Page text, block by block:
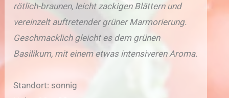
rötlich-braunen, leicht zackigen Blättern und
vereinzelt auftretender grüner Marmorierung.
Geschmacklich gleicht es dem grünen
Basilikum, mit einem etwas intensiveren Aroma.
Standort: sonnig